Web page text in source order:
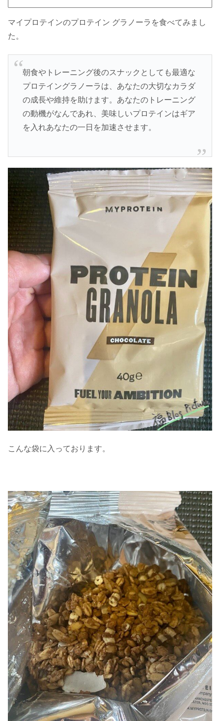
マイプロテインのプロテイン グラノーラを食べてみまし
た。
朝食やトレーニング後のスナックとしても最適な
プロテイングラノーラは、あなたの大切なカラダ
の成長や維持を助けます。あなたのトレーニング
の動機がなんであれ、美味しいプロテインはギア
を入れあなたの一日を加速させます。
こんな袋に入っております。